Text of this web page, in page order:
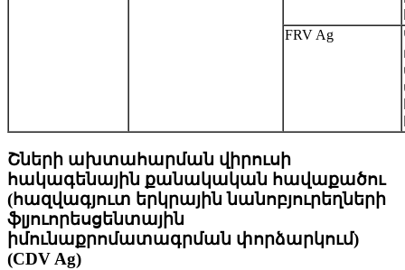
FRV Ag
Շների ախտահարման վիրուսի
հակագենային քանակական հավաքածու
(հազվագյուտ երկրային նանոբյուրեղների
ֆլյուորեսցենտային
իմունաքրոմատագրման փորձարկում)
(CDV Ag)